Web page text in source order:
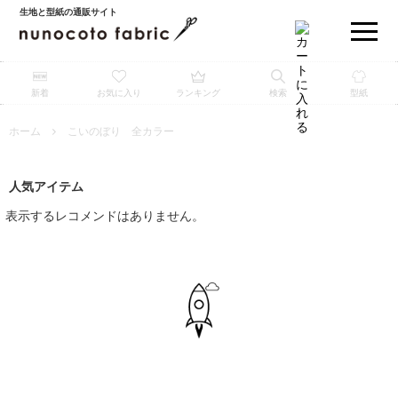
生地と型紙の通販サイト
新着 お気に入り ランキング 検索 型紙
ホーム こいのぼり 全カラー
人気アイテム
表示するレコメンドはありません。